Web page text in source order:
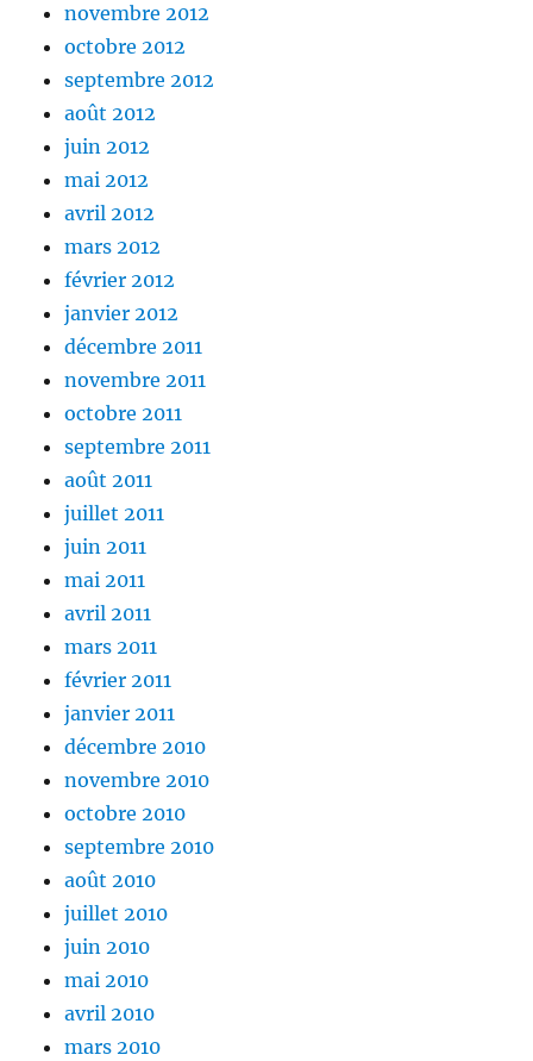
novembre 2012
octobre 2012
septembre 2012
août 2012
juin 2012
mai 2012
avril 2012
mars 2012
février 2012
janvier 2012
décembre 2011
novembre 2011
octobre 2011
septembre 2011
août 2011
juillet 2011
juin 2011
mai 2011
avril 2011
mars 2011
février 2011
janvier 2011
décembre 2010
novembre 2010
octobre 2010
septembre 2010
août 2010
juillet 2010
juin 2010
mai 2010
avril 2010
mars 2010